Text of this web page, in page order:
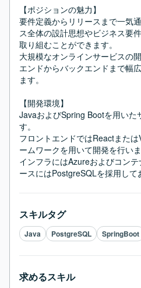
【ポジションの魅力】
要件定義からリリースまで一気
ス全体の設計思想やビジネス要
取り組むことができます。
大規模なオンラインサービスの
エンドからバックエンドまで幅
ます。
【開発環境】
JavaおよびSpring Bootを用いた
す。
フロントエンドではReactまた
ームワークを用いて開発を行いま
インフラにはAzureおよびコン
ースにはPostgreSQLを採用して
スキルタグ
Java PostgreSQL SpringBoot
求めるスキル